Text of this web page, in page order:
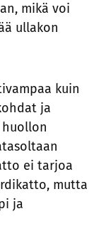
mikä voi
ullakon
kuin
ja
ei tarjoa
mutta
ja